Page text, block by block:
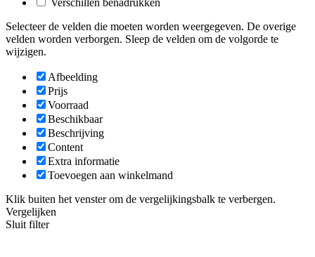
Verschillen benadrukken
Selecteer de velden die moeten worden weergegeven. De overige
velden worden verborgen. Sleep de velden om de volgorde te
wijzigen.
Afbeelding
Prijs
Voorraad
Beschikbaar
Beschrijving
Content
Extra informatie
Toevoegen aan winkelmand
Klik buiten het venster om de vergelijkingsbalk te verbergen.
Vergelijken
Sluit filter